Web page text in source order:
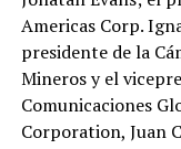
Americas Corp.
presidente de la
Mineros y el
Comunicaciones
Corporation, Juan